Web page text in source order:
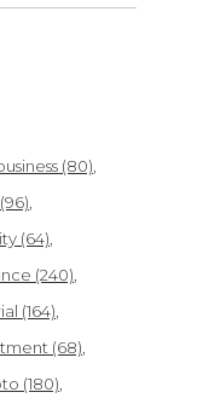
(80)
(96)
(64)
(240)
(164)
(68)
(180)